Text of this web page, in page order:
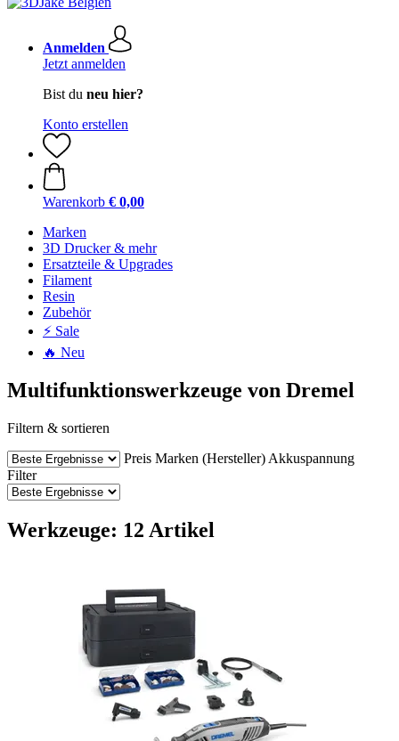
Anmelden
Jetzt anmelden
Bist du neu hier?
Konto erstellen
Warenkorb € 0,00
Marken
3D Drucker & mehr
Ersatzteile & Upgrades
Filament
Resin
Zubehör
⚡ Sale
🔥 Neu
Multifunktionswerkzeuge von Dremel
Filtern & sortieren
Preis Marken (Hersteller) Akkuspannung
Filter
Werkzeuge: 12 Artikel